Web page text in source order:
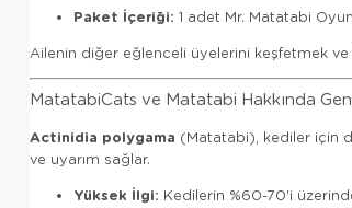
Paket İçeriği: 1 adet Mr. Matatabi
Ailenin diğer eğlenceli üyelerini keşfetmek
MatatabiCats ve Matatabi Hakkında
Actinidia polygama (Matatabi), kediler için
ve uyarım sağlar.
Yüksek İlgi: Kedilerin %60-70'i